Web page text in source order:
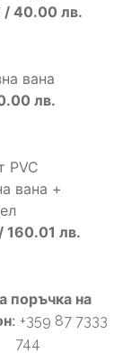
/ 40.00 лв.
вана
лв.
PVC
вана +
/ 160.01 лв.
поръчка на
: +359 87 7333
744